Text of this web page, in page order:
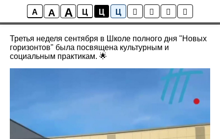
A A A Ц Ц Ц
Новости школы
Третья неделя сентября в Школе полного дня "Новых
горизонтов" была посвящена культурным и
социальным практикам. 🌟